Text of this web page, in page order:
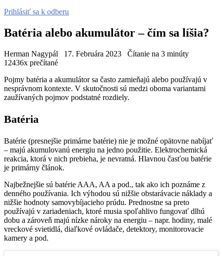
Prihlásiť sa k odberu
Batéria alebo akumulátor – čím sa líšia?
Herman Nagypál 17. Februára 2023
Čítanie na 3 minúty
12436x prečítané
Pojmy batéria a akumulátor sa často zamieňajú alebo používajú v
nesprávnom kontexte. V skutočnosti sú medzi oboma variantami
zaužívaných pojmov podstatné rozdiely.
Batéria
Batérie (presnejšie primárne batérie) nie je možné opätovne nabíjať
– majú akumulovanú energiu na jedno použitie. Elektrochemická
reakcia, ktorá v nich prebieha, je nevratná. Hlavnou časťou batérie
je primárny článok.
Najbežnejšie sú batérie AAA, AA a pod., tak ako ich poznáme z
denného používania. Ich výhodou sú nižšie obstarávacie náklady a
nižšie hodnoty samovybíjacieho prúdu. Prednostne sa preto
používajú v zariadeniach, ktoré musia spoľahlivo fungovať dlhú
dobu a zároveň majú nízke nároky na energiu – napr. hodiny, malé
vreckové svietidlá, diaľkové ovládače, detektory, monitorovacie
kamery a pod.